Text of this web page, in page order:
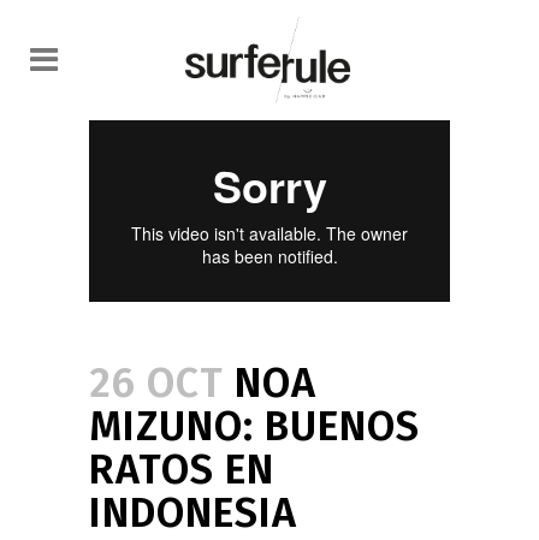
26 OCT NOA
MIZUNO: BUENOS
RATOS EN
INDONESIA